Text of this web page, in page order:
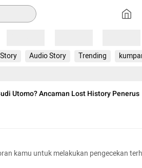
Audio Story Trending
Utomo? Ancaman Lost History Penerus
kamu untuk melakukan pengecekan